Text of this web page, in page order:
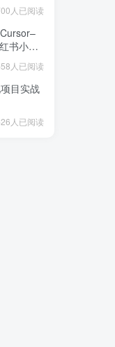
人已阅读
书小程
人已阅读
目实战
人已阅读